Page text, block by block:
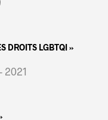
DROITS LGBTQI »
2021